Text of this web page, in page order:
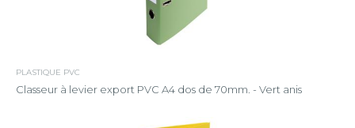
PLASTIQUE PVC
Classeur à levier export PVC A4 dos de 70mm. - Vert anis